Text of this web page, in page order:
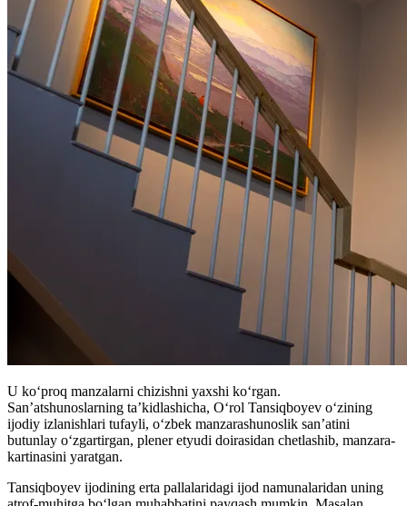
U koʻproq manzalarni chizishni yaxshi koʻrgan.
San’atshunoslarning ta’kidlashicha, O‘rol Tansiqboyev o‘zining
ijodiy izlanishlari tufayli, o‘zbek manzarashunoslik san’atini
butunlay o‘zgartirgan, plener etyudi doirasidan chetlashib, manzara-
kartinasini yaratgan.
Tansiqboyev ijodining erta pallalaridagi ijod namunalaridan uning